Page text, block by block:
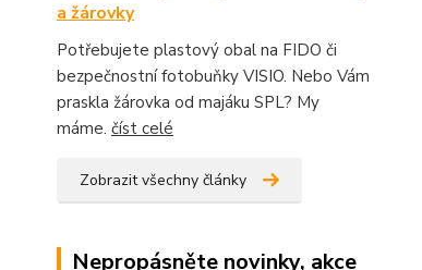
a žárovky
Potřebujete plastový obal na FIDO či
bezpečnostní fotobuňky VISIO. Nebo Vám
praskla žárovka od majáku SPL? My
máme. číst celé
Zobrazit všechny články
Nepropásněte novinky, akce